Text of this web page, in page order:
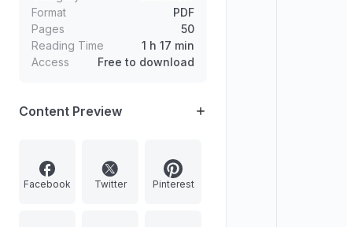
Format
PDF
Pages
50
Reading Time
1 h 17 min
Access
Free to download
Content Preview
Facebook Twitter Pinterest